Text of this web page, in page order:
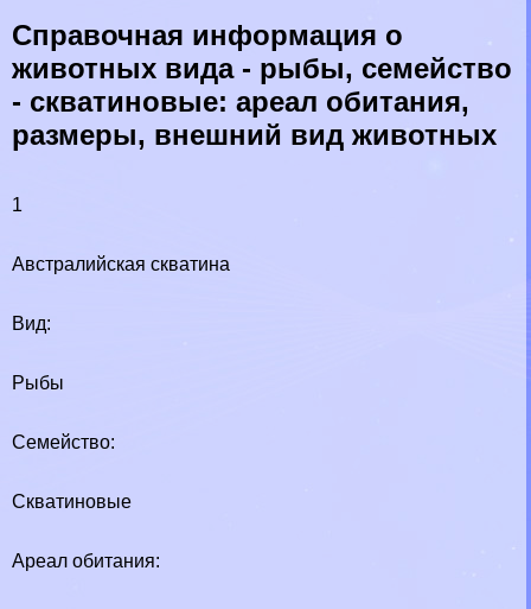
Справочная информация о
животных вида - рыбы, семейство
- скватиновые: ареал обитания,
размеры, внешний вид животных
1
Австралийская скватина
Вид:
Рыбы
Семейство:
Скватиновые
Ареал обитания: